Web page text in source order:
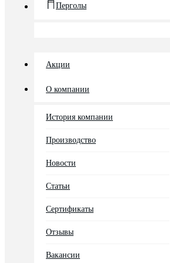
Перголы
Акции
О компании
История компании
Производство
Новости
Статьи
Сертификаты
Отзывы
Вакансии